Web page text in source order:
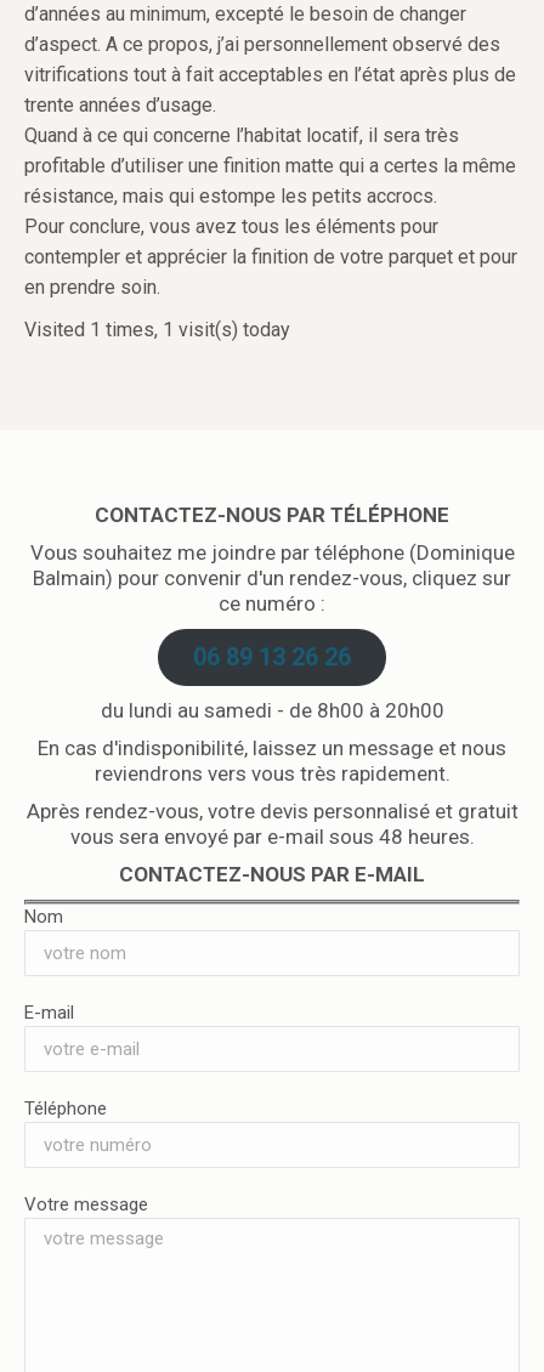
d’années au minimum, excepté le besoin de changer
d’aspect. A ce propos, j’ai personnellement observé des
vitrifications tout à fait acceptables en l’état après plus de
trente années d’usage.
Quand à ce qui concerne l’habitat locatif, il sera très
profitable d’utiliser une finition matte qui a certes la même
résistance, mais qui estompe les petits accrocs.
Pour conclure, vous avez tous les éléments pour
contempler et apprécier la finition de votre parquet et pour
en prendre soin.
Visited 1 times, 1 visit(s) today
CONTACTEZ-NOUS PAR TÉLÉPHONE
Vous souhaitez me joindre par téléphone (Dominique
Balmain) pour convenir d'un rendez-vous, cliquez sur
ce numéro :
06 89 13 26 26
du lundi au samedi - de 8h00 à 20h00
En cas d'indisponibilité, laissez un message et nous
reviendrons vers vous très rapidement.
Après rendez-vous, votre devis personnalisé et gratuit
vous sera envoyé par e-mail sous 48 heures.
CONTACTEZ-NOUS PAR E-MAIL
Nom
E-mail
Téléphone
Votre message